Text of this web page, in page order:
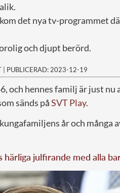
det nya tv-programmet
och djupt berörd.
| PUBLICERAD: 2023-12-19
och hennes familj är just
sänds påSVT Play.
år och många
härliga julfirande med alla